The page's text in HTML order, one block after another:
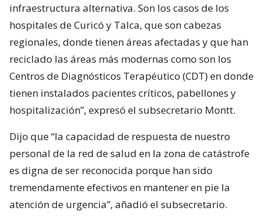
infraestructura alternativa. Son los casos de los
hospitales de Curicó y Talca, que son cabezas
regionales, donde tienen áreas afectadas y que han
reciclado las áreas más modernas como son los
Centros de Diagnósticos Terapéutico (CDT) en donde
tienen instalados pacientes críticos, pabellones y
hospitalización”, expresó el subsecretario Montt.
Dijo que “la capacidad de respuesta de nuestro
personal de la red de salud en la zona de catástrofe
es digna de ser reconocida porque han sido
tremendamente efectivos en mantener en pie la
atención de urgencia”, añadió el subsecretario.